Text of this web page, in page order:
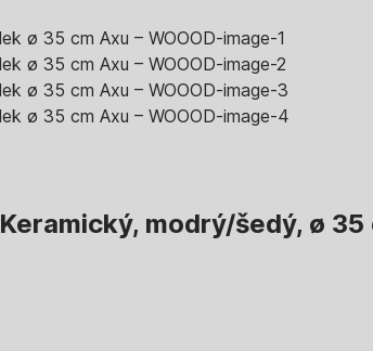
Keramický, modrý/šedý, ø